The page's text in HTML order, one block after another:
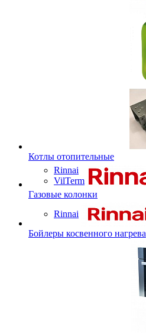
Котлы отопительные
Rinnai
VilTerm
Газовые колонки
Rinnai
Бойлеры косвенного нагрева